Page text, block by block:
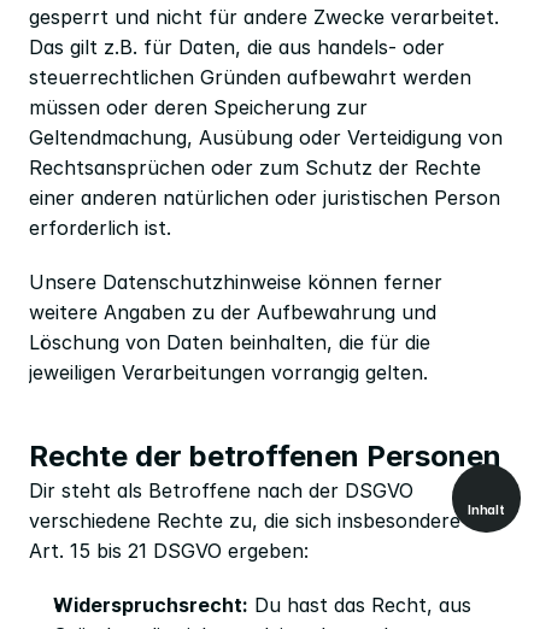
Inhalt
gesperrt und nicht für andere Zwecke verarbeitet.
Das gilt z.B. für Daten, die aus handels- oder
steuerrechtlichen Gründen aufbewahrt werden
müssen oder deren Speicherung zur
Geltendmachung, Ausübung oder Verteidigung von
Rechtsansprüchen oder zum Schutz der Rechte
einer anderen natürlichen oder juristischen Person
erforderlich ist.
Unsere Datenschutzhinweise können ferner
weitere Angaben zu der Aufbewahrung und
Löschung von Daten beinhalten, die für die
jeweiligen Verarbeitungen vorrangig gelten.
Rechte der betroffenen Personen
Dir steht als Betroffene nach der DSGVO
verschiedene Rechte zu, die sich insbesondere aus
Art. 15 bis 21 DSGVO ergeben:
Widerspruchsrecht: Du hast das Recht, aus